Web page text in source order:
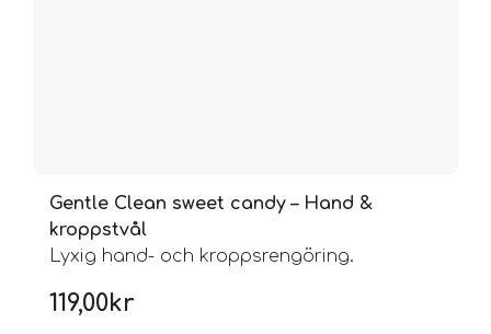
Gentle Clean sweet candy – Hand &
kroppstvål
Lyxig hand- och kroppsrengöring.
119,00kr